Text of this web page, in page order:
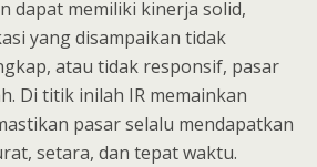
dapat memiliki kinerja solid,
yang disampaikan tidak
atau tidak responsif, pasar
Di titik inilah IR memainkan
pasar selalu mendapatkan
setara, dan tepat waktu.